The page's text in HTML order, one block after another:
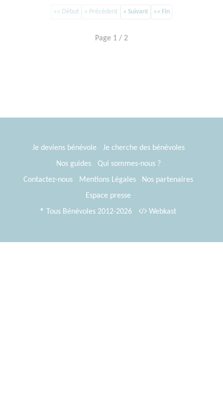
«« Début « Précédent » Suivant »» Fin
Page 1 / 2
Je deviens bénévole
Je cherche des bénévoles
Nos guides
Qui sommes-nous ?
Contactez-nous
Mentions Légales
Nos partenaires
Espace presse
® Tous Bénévoles 2012-2026
Webkast